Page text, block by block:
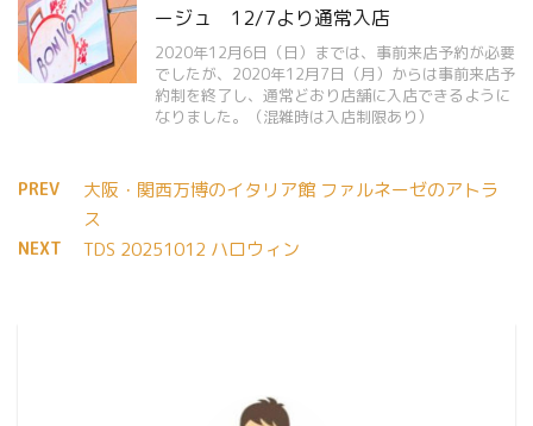
ージュ 12/7より通常入店
2020年12月6日（日）までは、事前来店予約が必要
でしたが、2020年12月7日（月）からは事前来店予
約制を終了し、通常どおり店舗に入店できるように
なりました。（混雑時は入店制限あり）
PREV
大阪・関西万博のイタリア館 ファルネーゼのアトラ
ス
NEXT TDS 20251012 ハロウィン